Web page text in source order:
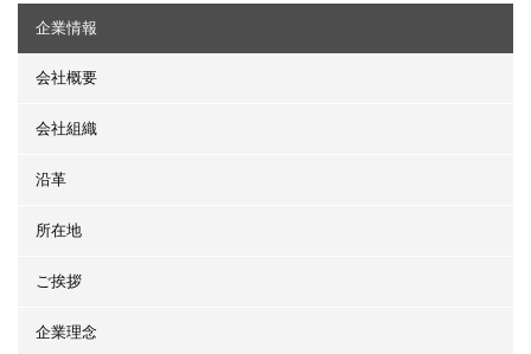
企業情報
会社概要
会社組織
沿革
所在地
ご挨拶
企業理念